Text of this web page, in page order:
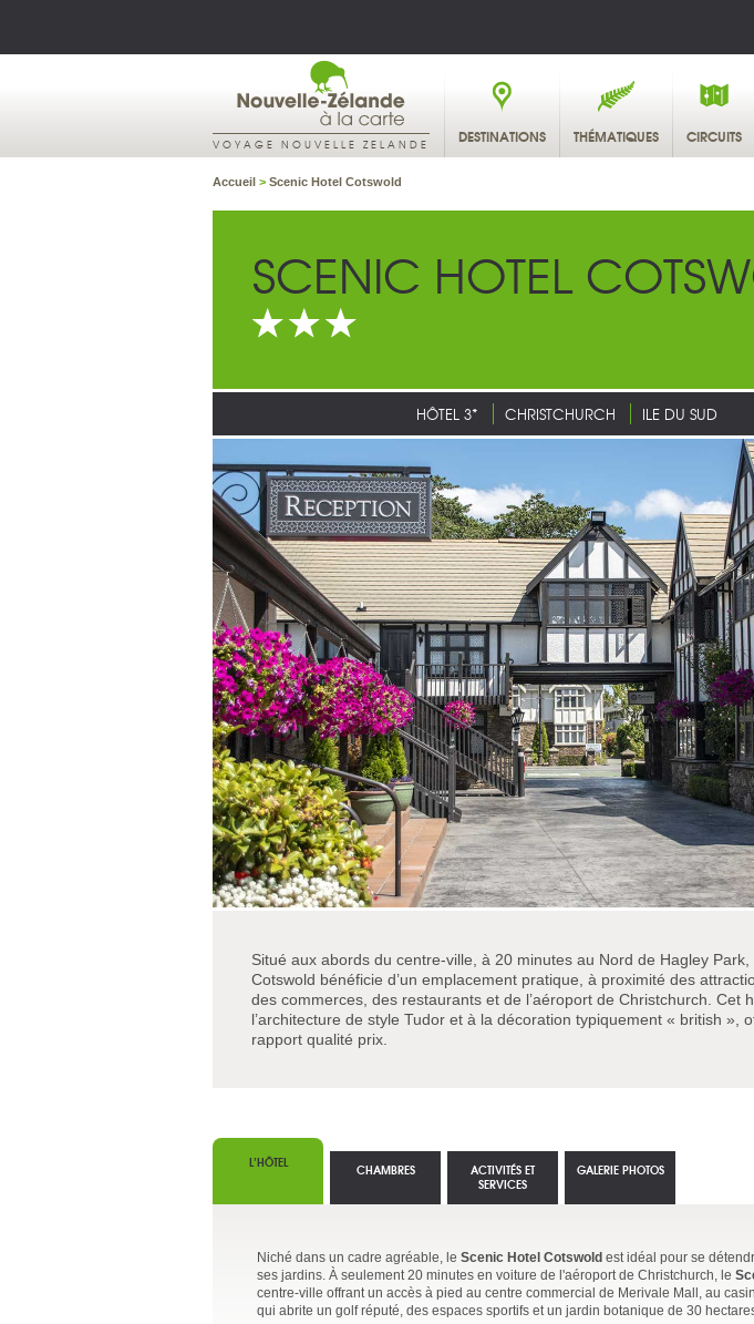
VOYAGE NOUVELLE ZELANDE DESTINATIONS THÉMATIQUES CIRCUITS
Accueil > Scenic Hotel Cotswold
SCENIC HOTEL
HÔTEL 3* CHRISTCHURCH ILE DU SUD
Situé aux abords du centre-ville, à 20 minutes au Nord de Hagley Park,
Cotswold bénéficie d’un emplacement pratique, à proximité des
des commerces, des restaurants et de l’aéroport de Christchurch. Cet
l’architecture de style Tudor et à la décoration typiquement « british »,
rapport qualité prix.
L’HÔTEL
Niché dans un cadre agréable, le Scenic Hotel Cotswold est idéal pour se
ses jardins. À seulement 20 minutes en voiture de l'aéroport de Christchurch, le
centre-ville offrant un accès à pied au centre commercial de Merivale Mall, au
qui abrite un golf réputé, des espaces sportifs et un jardin botanique de 30
CHAMBRES
ACTIVITÉS ET
SERVICES
GALERIE PHOTOS